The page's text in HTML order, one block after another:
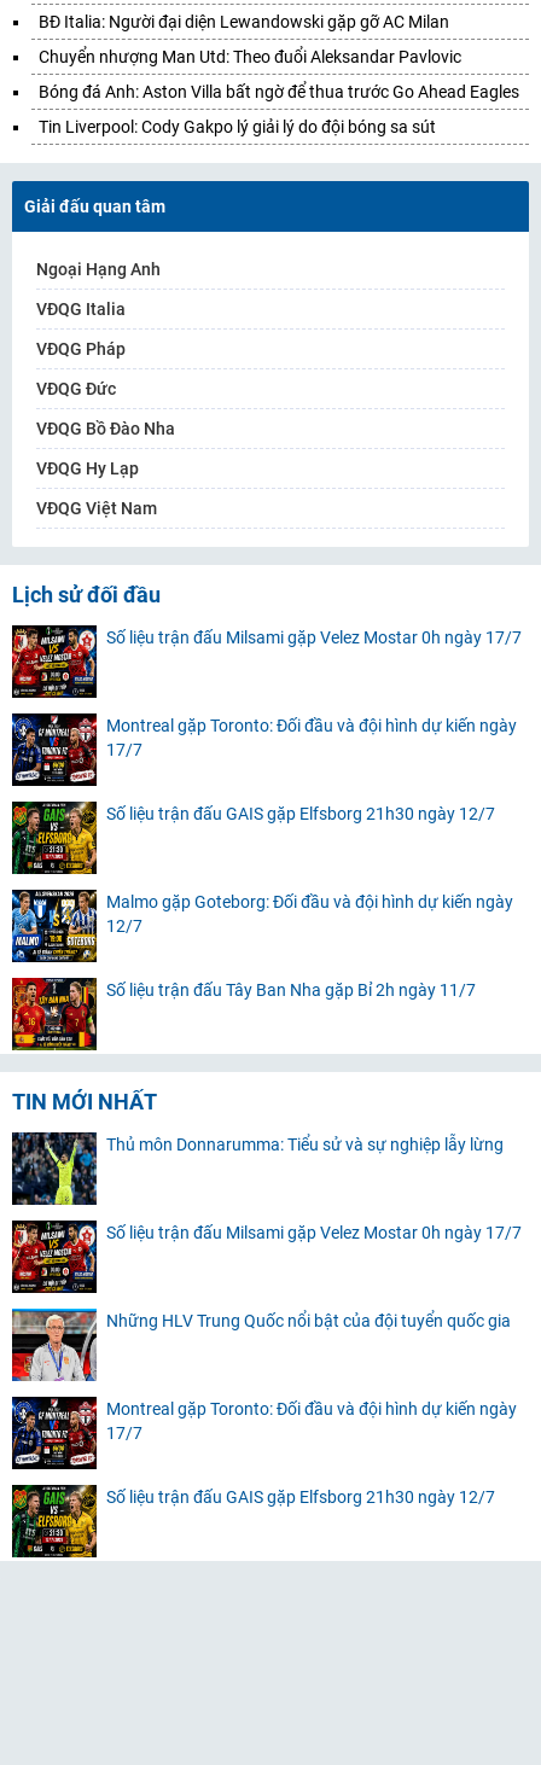
BĐ Italia: Người đại diện Lewandowski gặp gỡ AC Milan
Chuyển nhượng Man Utd: Theo đuổi Aleksandar Pavlovic
Bóng đá Anh: Aston Villa bất ngờ để thua trước Go Ahead Eagles
Tin Liverpool: Cody Gakpo lý giải lý do đội bóng sa sút
Giải đấu quan tâm
Ngoại Hạng Anh
VĐQG Italia
VĐQG Pháp
VĐQG Đức
VĐQG Bồ Đào Nha
VĐQG Hy Lạp
VĐQG Việt Nam
Lịch sử đối đầu
Số liệu trận đấu Milsami gặp Velez Mostar 0h ngày 17/7
Montreal gặp Toronto: Đối đầu và đội hình dự kiến ngày
17/7
Số liệu trận đấu GAIS gặp Elfsborg 21h30 ngày 12/7
Malmo gặp Goteborg: Đối đầu và đội hình dự kiến ngày
12/7
Số liệu trận đấu Tây Ban Nha gặp Bỉ 2h ngày 11/7
TIN MỚI NHẤT
Thủ môn Donnarumma: Tiểu sử và sự nghiệp lẫy lừng
Số liệu trận đấu Milsami gặp Velez Mostar 0h ngày 17/7
Những HLV Trung Quốc nổi bật của đội tuyển quốc gia
Montreal gặp Toronto: Đối đầu và đội hình dự kiến ngày
17/7
Số liệu trận đấu GAIS gặp Elfsborg 21h30 ngày 12/7